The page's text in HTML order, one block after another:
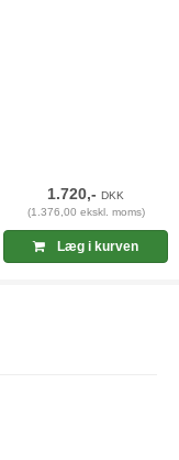
1.720,-DKK
(1.376,00 ekskl. moms)
Læg i kurven